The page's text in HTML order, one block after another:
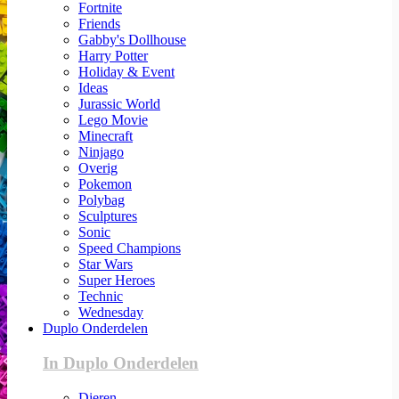
Fortnite
Friends
Gabby's Dollhouse
Harry Potter
Holiday & Event
Ideas
Jurassic World
Lego Movie
Minecraft
Ninjago
Overig
Pokemon
Polybag
Sculptures
Sonic
Speed Champions
Star Wars
Super Heroes
Technic
Wednesday
Duplo Onderdelen
In Duplo Onderdelen